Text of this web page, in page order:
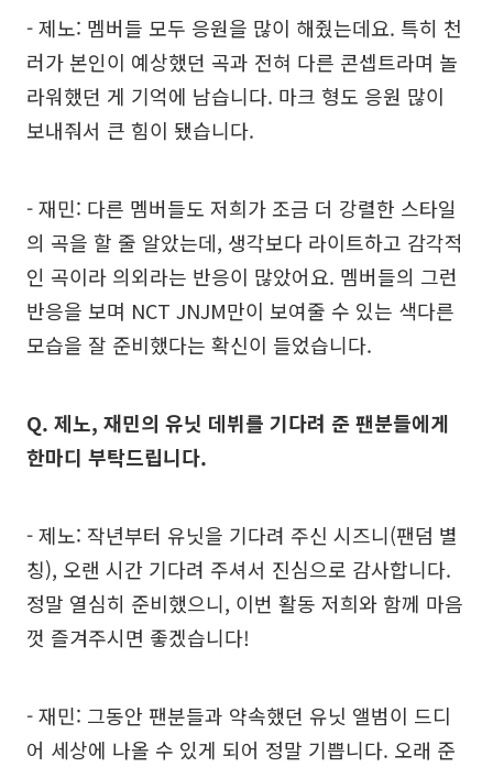
- 제노: 멤버들 모두 응원을 많이 해줬는데요. 특히 천
러가 본인이 예상했던 곡과 전혀 다른 콘셉트라며 놀
라워했던 게 기억에 남습니다. 마크 형도 응원 많이
보내줘서 큰 힘이 됐습니다.
- 재민: 다른 멤버들도 저희가 조금 더 강렬한 스타일
의 곡을 할 줄 알았는데, 생각보다 라이트하고 감각적
인 곡이라 의외라는 반응이 많았어요. 멤버들의 그런
반응을 보며 NCT JNJM만이 보여줄 수 있는 색다른
모습을 잘 준비했다는 확신이 들었습니다.
Q. 제노, 재민의 유닛 데뷔를 기다려 준 팬분들에게
한마디 부탁드립니다.
- 제노: 작년부터 유닛을 기다려 주신 시즈니(팬덤 별
칭), 오랜 시간 기다려 주셔서 진심으로 감사합니다.
정말 열심히 준비했으니, 이번 활동 저희와 함께 마음
껏 즐겨주시면 좋겠습니다!
- 재민: 그동안 팬분들과 약속했던 유닛 앨범이 드디
어 세상에 나올 수 있게 되어 정말 기쁩니다. 오래 준